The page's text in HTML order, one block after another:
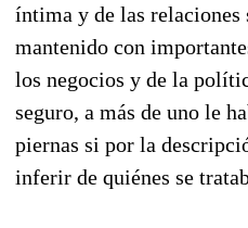
íntima y de las relaciones
mantenido con
los negocios y de la
seguro, a más de uno le
piernas si por la
inferir de quiénes se